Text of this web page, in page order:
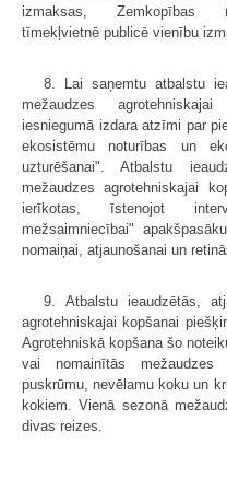
izmaksas,
tīmekļvietnē publicē vienību
8. Lai saņemtu atbalstu
mežaudzes
iesniegumā izdara atzīmi par
ekosistēmu noturības un
uzturēšanai". Atbalstu
mežaudzes agrotehniskajai
ierīkotas, īstenojot
mežsaimniecībai"
nomaiņai, atjaunošanai un
9. Atbalstu ieaudzētās,
agrotehniskajai kopšanai
Agrotehniskā kopšana šo
vai nomainītās mežaudzes
puskrūmu, nevēlamu koku un
kokiem. Vienā sezonā
divas reizes.